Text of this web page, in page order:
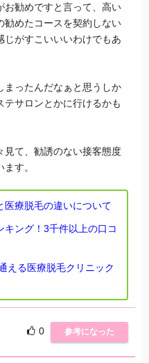
お勧めですと言って、高い
勧めたコースを契約しない
じがすこいいいわけでもあ
まったんだなぁと思うしか
サロンとかに行けるかも
見て、勧誘のない接客態度
す。
医療脱毛の違いについて
キング！3千件以上の口コ
える医療脱毛クリニック
0 参考になった